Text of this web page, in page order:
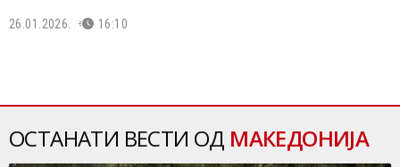
26.01.2026. 16:10
ОСТАНАТИ ВЕСТИ ОД МАКЕДОНИЈА